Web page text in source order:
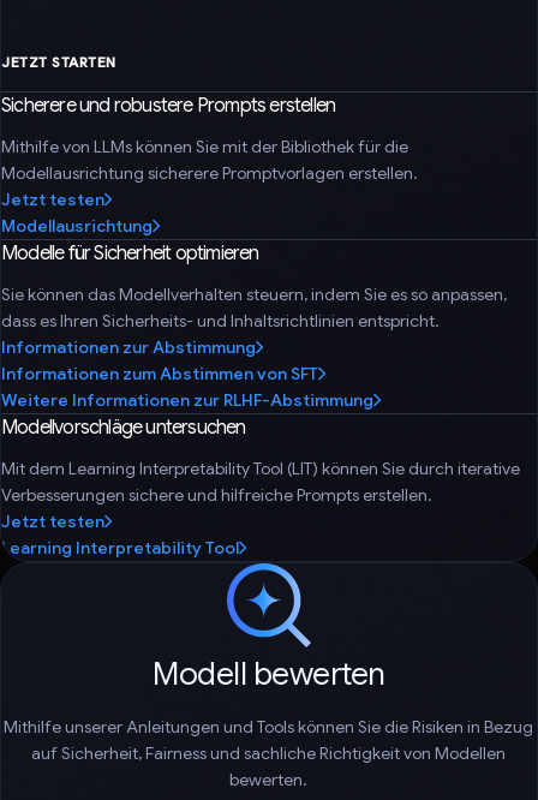
JETZT STARTEN
Sicherere und robustere Prompts erstellen
Mithilfe von LLMs können Sie mit der Bibliothek für die
Modellausrichtung sicherere Promptvorlagen erstellen.
Jetzt testen
Modellausrichtung
Modelle für Sicherheit optimieren
Sie können das Modellverhalten steuern, indem Sie es so anpassen,
dass es Ihren Sicherheits- und Inhaltsrichtlinien entspricht.
Informationen zur Abstimmung
Informationen zum Abstimmen von SFT
Weitere Informationen zur RLHF-Abstimmung
Modellvorschläge untersuchen
Mit dem Learning Interpretability Tool (LIT) können Sie durch iterative
Verbesserungen sichere und hilfreiche Prompts erstellen.
Jetzt testen
Learning Interpretability Tool
Modell bewerten
Mithilfe unserer Anleitungen und Tools können Sie die Risiken in Bezug
auf Sicherheit, Fairness und sachliche Richtigkeit von Modellen
bewerten.